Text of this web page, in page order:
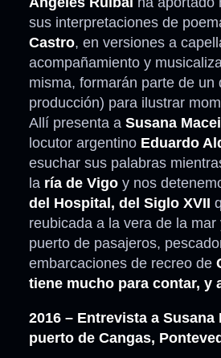
sus interpretaciones de
Castro, en versiones a
acompañamiento y
misma, formarán parte de un
producción) para ilustrar
Allí presenta a Susana
locutor argentino Eduardo
esuchar sus palabras
la ría de Vigo y nos
del Hospital, del Siglo XVII
reubicada a la vera de la mar
puerto de pasajeros,
embarcaciones de recreo de
tiene mucho para contar, y
2016 – Entrevista a Susana
puerto de Cangas,